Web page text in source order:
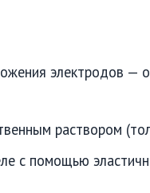
электродов —
раствором
с помощью